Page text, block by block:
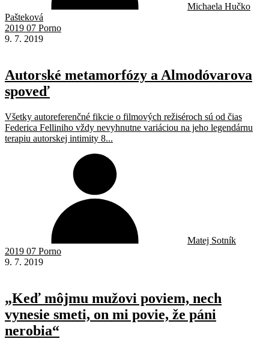
Michaela Hučko
Pašteková
2019 07 Porno
9. 7. 2019
Autorské metamorfózy a Almodóvarova
spoveď
Všetky autoreferenčné fikcie o filmových režiséroch sú od čias
Federica Felliniho vždy nevyhnutne variáciou na jeho legendárnu
terapiu autorskej intimity 8...
Matej Sotník
2019 07 Porno
9. 7. 2019
„Keď môjmu mužovi poviem, nech
vynesie smeti, on mi povie, že páni
nerobia“